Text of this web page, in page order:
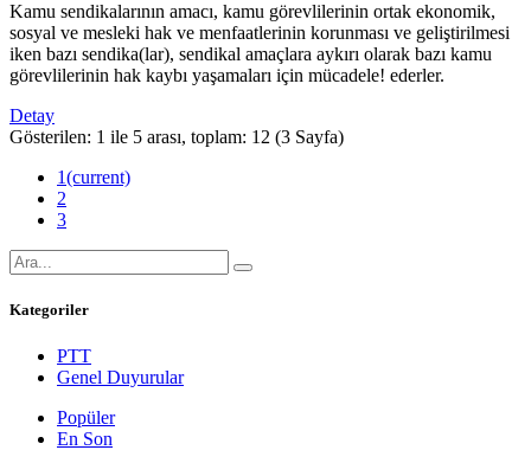
Kamu sendikalarının amacı, kamu görevlilerinin ortak ekonomik,
sosyal ve mesleki hak ve menfaatlerinin korunması ve geliştirilmesi
iken bazı sendika(lar), sendikal amaçlara aykırı olarak bazı kamu
görevlilerinin hak kaybı yaşamaları için mücadele! ederler.
Detay
Gösterilen: 1 ile 5 arası, toplam: 12 (3 Sayfa)
1(current)
2
3
Kategoriler
PTT
Genel Duyurular
Popüler
En Son